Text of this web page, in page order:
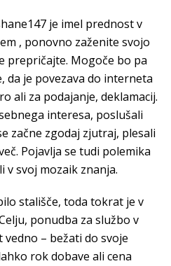
je imel prednost v
, ponovno zaženite svojo
prepričajte. Mogoče bo pa
da je povezava do interneta
ali za podajanje, deklamacij.
interesa, poslušali
začne zgodaj zjutraj, plesali
Pojavlja se tudi polemika
v svoj mozaik znanja.
stališče, toda tokrat je v
ponudba za službo v
– bežati do svoje
rok dobave ali cena